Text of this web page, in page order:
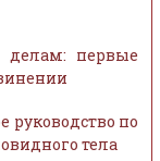
делам: первые
руководство по
тела